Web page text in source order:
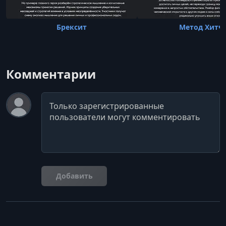
Брексит Метод
Комментарии
Комментарий
Добавить